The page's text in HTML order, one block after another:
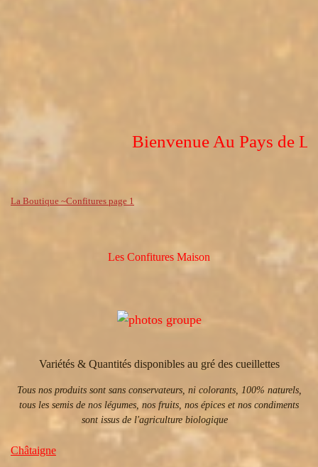
Bienvenue Au Pays de
La Boutique ~Confitures page 1
Les Confitures Maison
Variétés & Quantités disponibles au gré des cueillettes
Tous nos produits sont sans conservateurs, ni colorants, 100% naturels,
tous les semis de nos légumes, nos fruits, nos épices et nos condiments
sont issus de l'agriculture biologique
Châtaigne